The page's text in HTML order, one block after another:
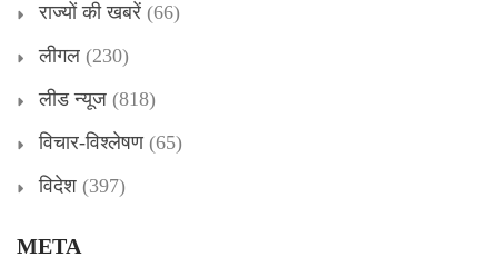
राज्यों की खबरें (66)
लीगल (230)
लीड न्यूज (818)
विचार-विश्लेषण(65)
विदेश (397)
META